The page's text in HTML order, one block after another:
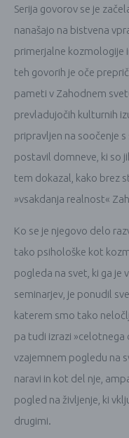
Serija govorov se je
nanašajo na bistvena
primerjalne kozmologije
teh govorih je oče
pameti v Zahodnem
prevladujočih kulturnih
pripravljen na soočenje
postavil domneve, ki so
tem dokazal, kako brez
»vsakdanja realnost«
Ko se je njegovo delo
tako psihološke kot
pogleda na svet, ki ga je
seminarjev, je ponudil
katerem smo tako
pa tudi izrazi »celotnega
vzajemnem pogledu na
naravi in kot del nje,
pogled na življenje, ki
drugimi.